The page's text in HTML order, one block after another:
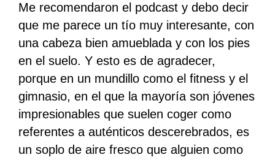
Me recomendaron el podcast y debo decir
que me parece un tío muy interesante, con
una cabeza bien amueblada y con los pies
en el suelo. Y esto es de agradecer,
porque en un mundillo como el fitnessy el
gimnasio, en el que la mayoría son jóvenes
impresionables que suelen coger como
referentes a auténticos descerebrados, es
un soplo de aire fresco que alguien como